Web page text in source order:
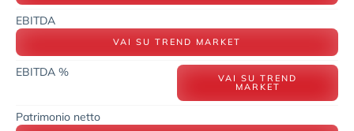
EBITDA
VAI SU TREND MARKET
EBITDA % VAI SU TREND
MARKET
Patrimonio netto